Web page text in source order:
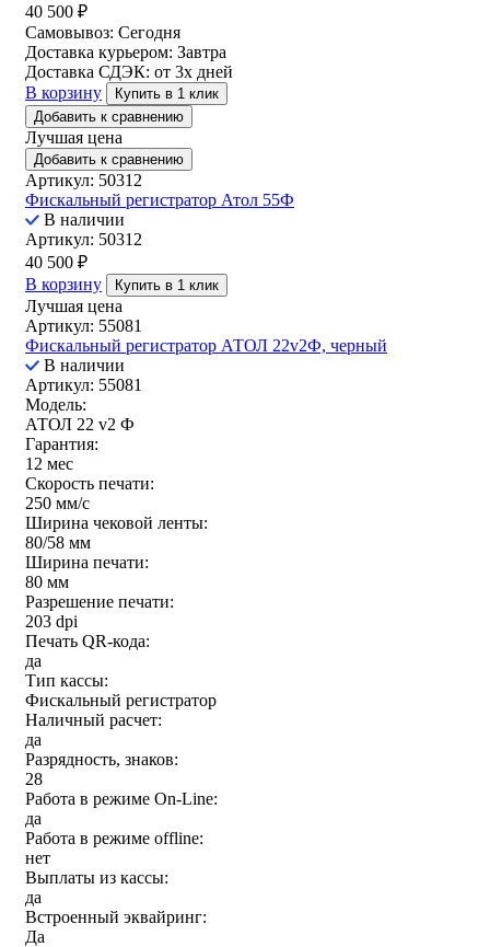
40 500 ₽
Самовывоз: Сегодня
Доставка курьером: Завтра
Доставка СДЭК: от 3х дней
В корзину
Купить в 1 клик
Добавить к сравнению
Лучшая цена
Добавить к сравнению
Артикул: 50312
Фискальный регистратор Атол 55Ф
В наличии
Артикул: 50312
40 500 ₽
В корзину
Купить в 1 клик
Лучшая цена
Артикул: 55081
Фискальный регистратор АТОЛ 22v2Ф, черный
В наличии
Артикул: 55081
Модель:
АТОЛ 22 v2 Ф
Гарантия:
12 мес
Скорость печати:
250 мм/c
Ширина чековой ленты:
80/58 мм
Ширина печати:
80 мм
Разрешение печати:
203 dpi
Печать QR-кода:
да
Тип кассы:
Фискальный регистратор
Наличный расчет:
да
Разрядность, знаков:
28
Работа в режиме On-Line:
да
Работа в режиме offline:
нет
Выплаты из кассы:
да
Встроенный эквайринг:
Да